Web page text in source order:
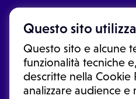
Questo sito
Questo sito e alcune
funzionalità tecniche
descritte nella Cookie
analizzare audience